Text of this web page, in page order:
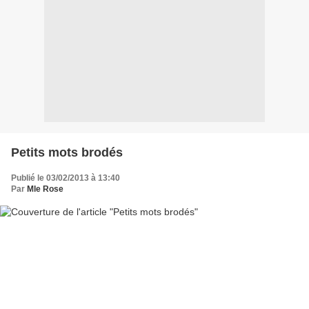
Petits mots brodés
Publié le 03/02/2013 à 13:40
Par Mle Rose